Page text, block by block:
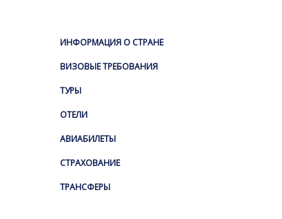
ИНФОРМАЦИЯ О СТРАНЕ
ВИЗОВЫЕ ТРЕБОВАНИЯ
ТУРЫ
ОТЕЛИ
АВИАБИЛЕТЫ
СТРАХОВАНИЕ
ТРАНСФЕРЫ